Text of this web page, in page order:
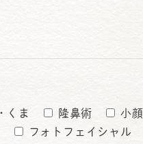
くま 隆鼻術
小顔
フォトフェイシャル